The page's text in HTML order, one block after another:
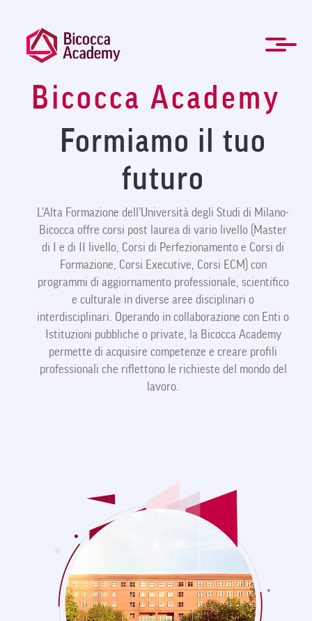
Home
Chi Siamo
La Mission
Organi
Modulistica
Contatti
Agevolazioni
Master e Corsi di perfezionamento
Formazione manageriale e professionale
News
FAQ
Per le Aziende
Newsletter
ENG
Bicocca Academy
Formiamo il tuo
futuro
L’Alta Formazione dell’Università degli Studi di Milano-
Bicocca offre corsi post laurea di vario livello (Master
di I e di II livello, Corsi di Perfezionamento e Corsi di
Formazione, Corsi Executive, Corsi ECM) con
programmi di aggiornamento professionale, scientifico
e culturale in diverse aree disciplinari o
interdisciplinari. Operando in collaborazione con Enti o
Istituzioni pubbliche o private, la Bicocca Academy
permette di acquisire competenze e creare profili
professionali che riflettono le richieste del mondo del
lavoro.